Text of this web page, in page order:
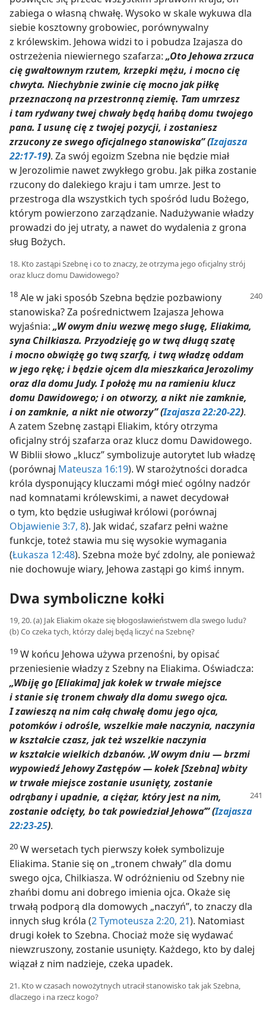
zabiega o własną chwałę. Wysoko w skale wykuwa dla
siebie kosztowny grobowiec, porównywalny
z królewskim. Jehowa widzi to i pobudza Izajasza do
ostrzeżenia niewiernego szafarza: „Oto Jehowa zrzuca
cię gwałtownym rzutem, krzepki mężu, i mocno cię
chwyta. Niechybnie zwinie cię mocno jak piłkę
przeznaczoną na przestronną ziemię. Tam umrzesz
i tam rydwany twej chwały będą hańbą domu twojego
pana. I usunę cię z twojej pozycji, i zostaniesz
zrzucony ze swego oficjalnego stanowiska” (Izajasza
22:17-19). Za swój egoizm Szebna nie będzie miał
w Jerozolimie nawet zwykłego grobu. Jak piłka zostanie
rzucony do dalekiego kraju i tam umrze. Jest to
przestroga dla wszystkich tych spośród ludu Bożego,
którym powierzono zarządzanie. Nadużywanie władzy
prowadzi do jej utraty, a nawet do wydalenia z grona
sług Bożych.
18. Kto zastąpi Szebnę i co to znaczy, że otrzyma jego oficjalny strój
oraz klucz domu Dawidowego?
18 Ale w jaki sposób Szebna będzie pozbawiony
stanowiska? Za pośrednictwem Izajasza Jehowa
wyjaśnia: „W owym dniu wezwę mego sługę, Eliakima,
syna Chilkiasza. Przyodzieję go w twą długą szatę
i mocno obwiążę go twą szarfą, i twą władzę oddam
w jego rękę; i będzie ojcem dla mieszkańca Jerozolimy
oraz dla domu Judy. I położę mu na ramieniu klucz
domu Dawidowego; i on otworzy, a nikt nie zamknie,
i on zamknie, a nikt nie otworzy” (Izajasza 22:20-22).
A zatem Szebnę zastąpi Eliakim, który otrzyma
oficjalny strój szafarza oraz klucz domu Dawidowego.
W Biblii słowo „klucz” symbolizuje autorytet lub władzę
(porównaj Mateusza 16:19). W starożytności doradca
króla dysponujący kluczami mógł mieć ogólny nadzór
nad komnatami królewskimi, a nawet decydował
o tym, kto będzie usługiwał królowi (porównaj
Objawienie 3:7, 8). Jak widać, szafarz pełni ważne
funkcje, toteż stawia mu się wysokie wymagania
(Łukasza 12:48). Szebna może być zdolny, ale ponieważ
nie dochowuje wiary, Jehowa zastąpi go kimś innym.
Dwa symboliczne kołki
19, 20. (a) Jak Eliakim okaże się błogosławieństwem dla swego ludu?
(b) Co czeka tych, którzy dalej będą liczyć na Szebnę?
19 W końcu Jehowa używa przenośni, by opisać
przeniesienie władzy z Szebny na Eliakima. Oświadcza:
„Wbiję go [Eliakima] jak kołek w trwałe miejsce
i stanie się tronem chwały dla domu swego ojca.
I zawieszą na nim całą chwałę domu jego ojca,
potomków i odrośle, wszelkie małe naczynia, naczynia
w kształcie czasz, jak też wszelkie naczynia
w kształcie wielkich dzbanów. ‚W owym dniu — brzmi
wypowiedź Jehowy Zastępów — kołek [Szebna] wbity
w trwałe miejsce zostanie usunięty, zostanie
odrąbanyi upadnie, a ciężar, który jest na nim,
zostanie odcięty, bo tak powiedział Jehowa’” (Izajasza
22:23-25).
20 W wersetach tych pierwszy kołek symbolizuje
Eliakima. Stanie się on „tronem chwały” dla domu
swego ojca, Chilkiasza. W odróżnieniu od Szebny nie
zhańbi domu ani dobrego imienia ojca. Okaże się
trwałą podporą dla domowych „naczyń”, to znaczy dla
innych sług króla (2 Tymoteusza 2:20, 21). Natomiast
drugi kołek to Szebna. Chociaż może się wydawać
niewzruszony, zostanie usunięty. Każdego, kto by dalej
wiązał z nim nadzieje, czeka upadek.
21. Kto w czasach nowożytnych utracił stanowisko tak jak Szebna,
dlaczego i na rzecz kogo?